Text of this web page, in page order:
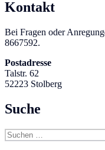
Kontakt
Bei Fragen oder
8667592.
Postadresse
Talstr. 62
52223 Stolberg
Suche
Suchen
nach: